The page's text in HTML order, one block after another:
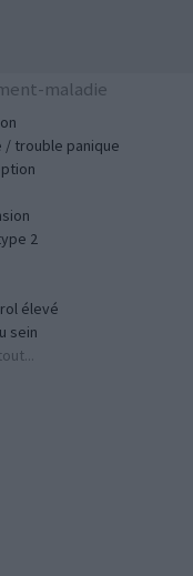
maladie
/ trouble panique
2
élevé
sein